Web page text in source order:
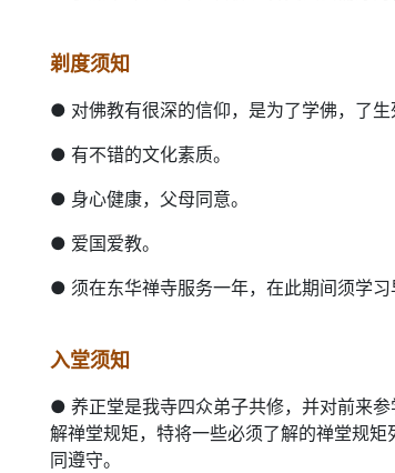
剃度须知
● 对佛教有很深的信仰，是为了学佛，了
● 有不错的文化素质。
● 身心健康，父母同意。
● 爱国爱教。
● 须在东华禅寺服务一年，在此期间须学
入堂须知
● 养正堂是我寺四众弟子共修，并对前来
解禅堂规矩，特将一些必须了解的禅堂规
同遵守。